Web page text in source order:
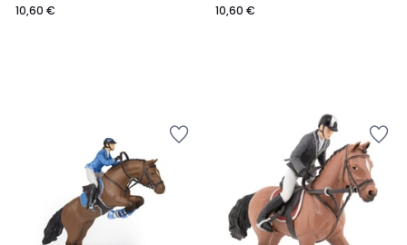
10,60 € 10,60 €